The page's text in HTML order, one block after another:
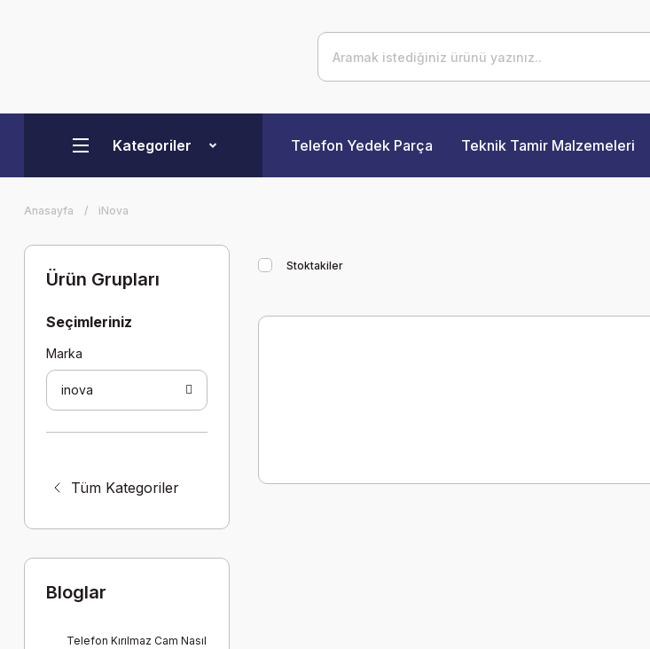
Kategoriler Telefon Yedek Parça Teknik Tamir Malzemeleri
Anasayfa iNova
Ürün Grupları
Seçimleriniz
Marka
inova
Tüm Kategoriler
Bloglar
Telefon Kırılmaz Cam Nasıl
Stoktakiler